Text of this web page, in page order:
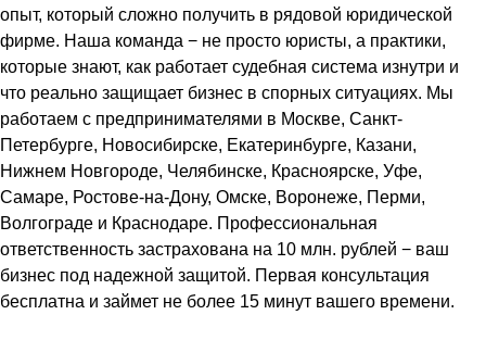
опыт, который сложно получить в рядовой юридической
фирме. Наша команда − не просто юристы, а практики,
которые знают, как работает судебная система изнутри и
что реально защищает бизнес в спорных ситуациях. Мы
работаем с предпринимателями в Москве, Санкт-
Петербурге, Новосибирске, Екатеринбурге, Казани,
Нижнем Новгороде, Челябинске, Красноярске, Уфе,
Самаре, Ростове-на-Дону, Омске, Воронеже, Перми,
Волгограде и Краснодаре. Профессиональная
ответственность застрахована на 10 млн. рублей − ваш
бизнес под надежной защитой. Первая консультация
бесплатна и займет не более 15 минут вашего времени.